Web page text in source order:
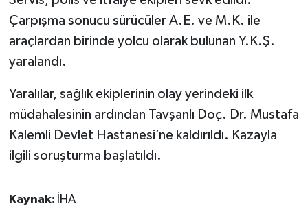
Çarpışma sonucu sürücüler A.E. ve M.K. ile
araçlardan birinde yolcu olarak bulunan Y.K.Ş.
yaralandı.
Yaralılar, sağlık ekiplerinin olay yerindeki ilk
müdahalesinin ardından Tavşanlı Doç. Dr. Mustafa
Kalemli Devlet Hastanesi’ne kaldırıldı. Kazayla
ilgili soruşturma başlatıldı.
Kaynak: İHA